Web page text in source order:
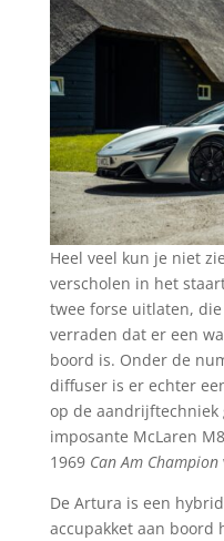
Heel veel kun je niet
verscholen in het
twee forse uitlaten,
verraden dat er een
boord is. Onder de
diffuser is er echter
op de
imposante McLaren
1969 Can Am Champion
De Artura is een
accupakket aan boord